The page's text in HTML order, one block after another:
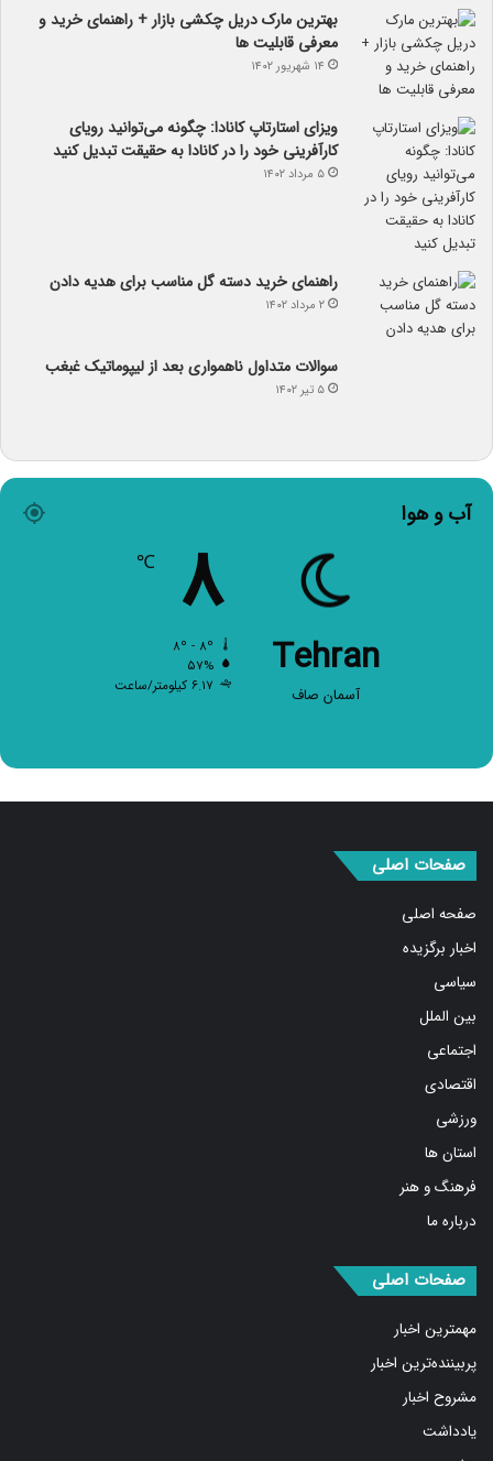
بهترین مارک دریل چکشی بازار + راهنمای خرید و
معرفی قابلیت ها
۱۴ شهریور ۱۴۰۲
ویزای استارتاپ کانادا: چگونه می‌توانید رویای
کارآفرینی خود را در کانادا به حقیقت تبدیل کنید
۵ مرداد ۱۴۰۲
راهنمای خرید دسته گل مناسب برای هدیه دادن
۲ مرداد ۱۴۰۲
سوالات متداول ناهمواری بعد از لیپوماتیک غبغب
۵ تیر ۱۴۰۲
آب و هوا
Tehran
آسمان صاف
۸ ℃
۵۷%
۶.۱۷ کیلومتر/ساعت
صفحات اصلی
اخبار برگزیده
فرهنگ و هنر
صفحات اصلی